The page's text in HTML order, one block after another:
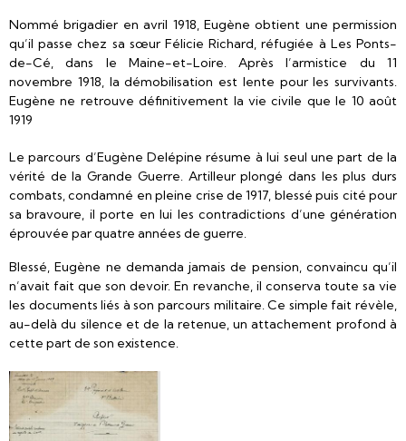
Nommé brigadier en avril 1918, Eugène obtient une permission
qu’il passe chez sa sœur Félicie Richard, réfugiée à Les Ponts-
de-Cé, dans le Maine-et-Loire. Après l’armistice du 11
novembre 1918, la démobilisation est lente pour les survivants.
Eugène ne retrouve définitivement la vie civile que le 10 août
1919
Le parcours d’Eugène Delépine résume à lui seul une part de la
vérité de la Grande Guerre. Artilleur plongé dans les plus durs
combats, condamné en pleine crise de 1917, blessé puis cité pour
sa bravoure, il porte en lui les contradictions d’une génération
éprouvée par quatre années de guerre.
Blessé, Eugène ne demanda jamais de pension, convaincu qu’il
n’avait fait que son devoir. En revanche, il conserva toute sa vie
les documents liés à son parcours militaire. Ce simple fait révèle,
au-delà du silence et de la retenue, un attachement profond à
cette part de son existence.